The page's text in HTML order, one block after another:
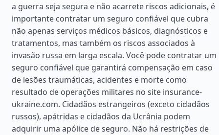
a guerra seja segura e não acarrete riscos adicionais, é
importante contratar um seguro confiável que cubra
não apenas serviços médicos básicos, diagnósticos e
tratamentos, mas também os riscos associados à
invasão russa em larga escala. Você pode contratar um
seguro confiável que garantirá compensação em caso
de lesões traumáticas, acidentes e morte como
resultado de operações militares no site insurance-
ukraine.com. Cidadãos estrangeiros (exceto cidadãos
russos), apátridas e cidadãos da Ucrânia podem
adquirir uma apólice de seguro. Não há restrições de